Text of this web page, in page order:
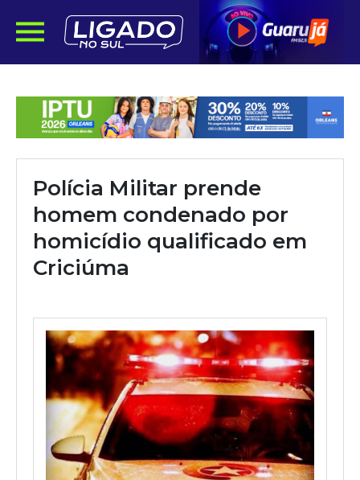
Polícia Militar prende
homem condenado por
homicídio qualificado em
Criciúma